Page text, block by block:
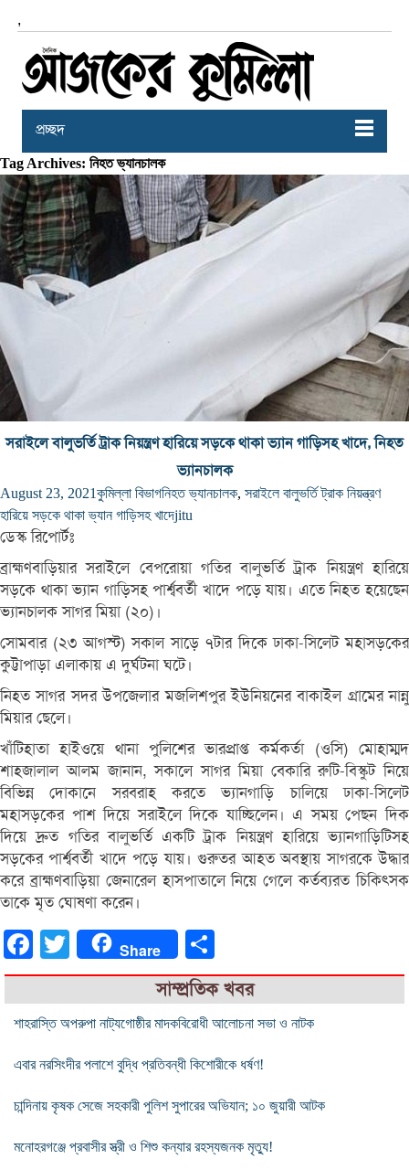
,
প্রচ্ছদ
Tag Archives: নিহত ভ্যানচালক
সরাইলে বালুভর্তি ট্রাক নিয়ন্ত্রণ হারিয়ে সড়কে থাকা ভ্যান গাড়িসহ খাদে, নিহত
ভ্যানচালক
August 23, 2021কুমিল্লা বিভাগনিহত ভ্যানচালক, সরাইলে বালুভর্তি ট্রাক নিয়ন্ত্রণ
হারিয়ে সড়কে থাকা ভ্যান গাড়িসহ খাদেjitu
ডেস্ক রিপোর্টঃ
ব্রাহ্মণবাড়িয়ার সরাইলে বেপরোয়া গতির বালুভর্তি ট্রাক নিয়ন্ত্রণ হারিয়ে
সড়কে থাকা ভ্যান গাড়িসহ পার্শ্ববর্তী খাদে পড়ে যায়। এতে নিহত হয়েছেন
ভ্যানচালক সাগর মিয়া (২০)।
সোমবার (২৩ আগস্ট) সকাল সাড়ে ৭টার দিকে ঢাকা-সিলেট মহাসড়কের
কুট্টাপাড়া এলাকায় এ দুর্ঘটনা ঘটে।
নিহত সাগর সদর উপজেলার মজলিশপুর ইউনিয়নের বাকাইল গ্রামের নান্নু
মিয়ার ছেলে।
খাঁটিহাতা হাইওয়ে থানা পুলিশের ভারপ্রাপ্ত কর্মকর্তা (ওসি) মোহাম্মদ
শাহজালাল আলম জানান, সকালে সাগর মিয়া বেকারি রুটি-বিস্কুট নিয়ে
বিভিন্ন দোকানে সরবরাহ করতে ভ্যানগাড়ি চালিয়ে ঢাকা-সিলেট
মহাসড়কের পাশ দিয়ে সরাইলে দিকে যাচ্ছিলেন। এ সময় পেছন দিক
দিয়ে দ্রুত গতির বালুভর্তি একটি ট্রাক নিয়ন্ত্রণ হারিয়ে ভ্যানগাড়িটিসহ
সড়কের পার্শ্ববর্তী খাদে পড়ে যায়। গুরুতর আহত অবস্থায় সাগরকে উদ্ধার
করে ব্রাহ্মণবাড়িয়া জেনারেল হাসপাতালে নিয়ে গেলে কর্তব্যরত চিকিৎসক
তাকে মৃত ঘোষণা করেন।
FacebookTwitter Share
সাম্প্রতিক খবর
শাহরাস্তি অপরুপা নাট্যগোষ্ঠীর মাদকবিরোধী আলোচনা সভা ও নাটক
এবার নরসিংদীর পলাশে বুদ্ধি প্রতিবন্ধী কিশোরীকে ধর্ষণ!
চান্দিনায় কৃষক সেজে সহকারী পুলিশ সুপারের অভিযান; ১০ জুয়ারী আটক
মনোহরগঞ্জে প্রবাসীর স্ত্রী ও শিশু কন্যার রহস্যজনক মৃত্যু!